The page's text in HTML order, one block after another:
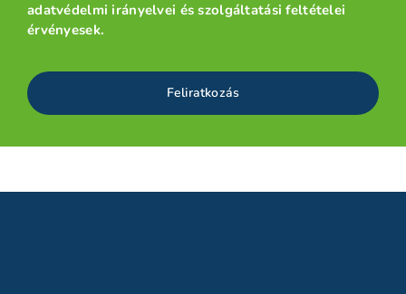
adatvédelmi irányelvei ésszolgáltatási feltételei
érvényesek.